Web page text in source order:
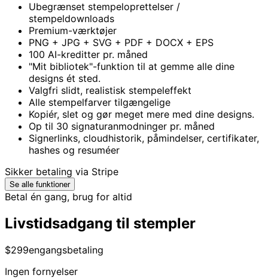
Ubegrænset stempeloprettelser /
stempeldownloads
Premium-værktøjer
PNG + JPG + SVG + PDF + DOCX + EPS
100 AI-kreditter pr. måned
"Mit bibliotek"-funktion til at gemme alle dine
designs ét sted.
Valgfri slidt, realistisk stempeleffekt
Alle stempelfarver tilgængelige
Kopiér, slet og gør meget mere med dine designs.
Op til 30 signaturanmodninger pr. måned
Signerlinks, cloudhistorik, påmindelser, certifikater,
hashes og resuméer
Sikker betaling via Stripe
Se alle funktioner
Betal én gang, brug for altid
Livstidsadgang til stempler
$299engangsbetaling
Ingen fornyelser